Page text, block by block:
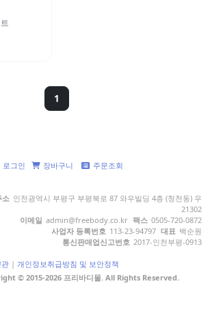
1
로그인 장바구니 주문조회
| 개인정보취급방침 및 보안정책
© 2015-2026 프리바디몰. All Rights Reserved.
소 인천광역시 부평구 부평북로 87 와우빌딩 4층 (청천동) 우
21302
이메일 admin@freebody.co.kr 팩스 0505-720-0872
사업자 등록번호 113-23-94797 대표 백순원
통신판매업신고번호 2017-인천부평-0913